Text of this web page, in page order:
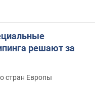
решают за
стран Европы